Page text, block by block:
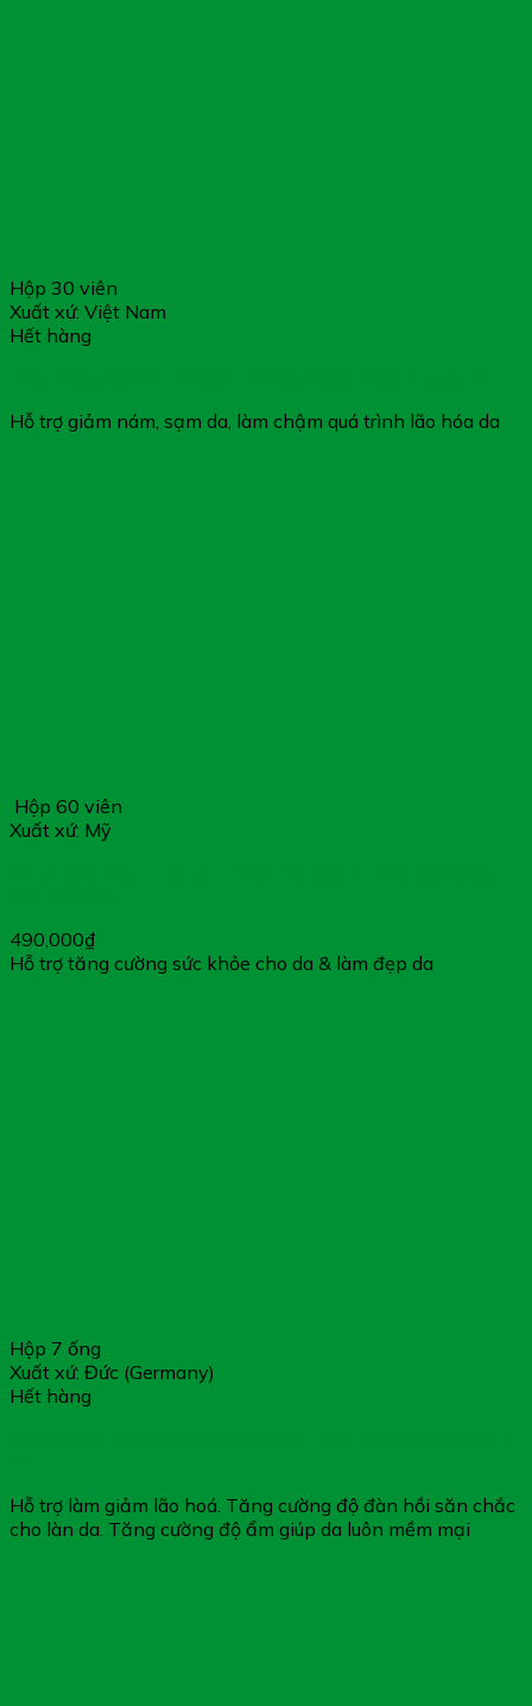
Hộp 30 viên
Xuất xứ: Việt Nam
Hết hàng
Hỗ trợ giảm nám, sạm da, làm chậm quá trình lão hóa da
Hộp 60 viên
Xuất xứ: Mỹ
490,000₫
Hỗ trợ tăng cường sức khỏe cho da & làm đẹp da
Hộp 7 ống
Xuất xứ: Đức (Germany)
Hết hàng
Hỗ trợ làm giảm lão hoá. Tăng cường độ đàn hồi săn chắc
cho làn da. Tăng cường độ ẩm giúp da luôn mềm mại